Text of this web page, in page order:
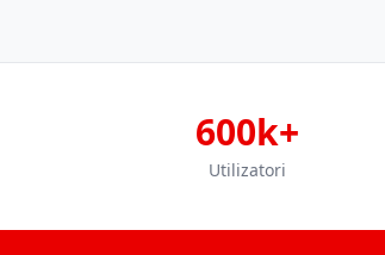
600k+
Utilizatori